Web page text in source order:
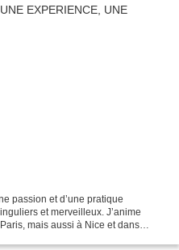
passion et d’une pratique
et merveilleux. J’anime
mais aussi à Nice et dans